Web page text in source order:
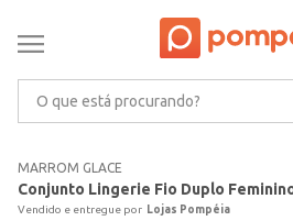
MARROM GLACE
Conjunto Lingerie Fio Duplo
Lojas Pompéia